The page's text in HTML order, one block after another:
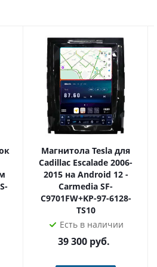
устройство, техподдержку и
Магнитола Tesla для
Cadillac Escalade 2006-
2015 на Android 12 -
Carmedia SF-
C9701FW+KP-97-6128-
TS10
Есть в наличии
39 300руб.